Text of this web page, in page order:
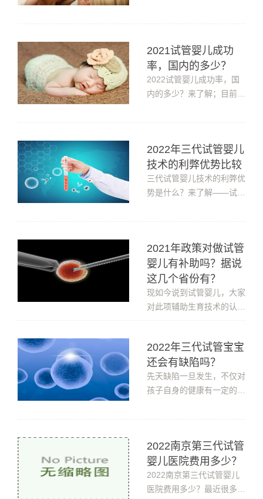
断推迟：30~34岁占比大幅
上升；“恐婚”“不婚”“迟婚”
的现象越来越多，由此生育
问题也是越来越严重，好在
2021试管婴儿成功
率，国内的多少？
2022试管婴儿成功率，国
内的多少？来了解；目前国
标准，所以国内试管婴儿技
术还算不错的，按照发展时
间来算，第三代试管婴儿在
国内差不多也有些历史了，
2022年三代试管婴儿
技术的利弊优势比较
三代试管婴儿技术的利弊优
势是什么？来了解——试管
婴儿技术。目前临床基本采
用第一、二、三代试管婴儿
技术。第三代体外受精技术
解决了人们由于各种原因无
法生育的...
2021年政策对做试管
婴儿有补助吗？据说
这几个省份有？
现如今说到试管婴儿，大家
对此项辅助生育技术的认识
多的难育家庭解决生育难
题。但由于试管婴儿费用一
次就需要几万块钱，对经济
水平较低的试管家庭而言，
2022年三代试管宝宝
还会有缺陷吗？
先天缺陷一旦发生，不仅对
孩子自身的健康有一定的影
陷风险，实现优生优育已成
为当代医学专家研究的重要
课题。2022年三代试管宝
宝还会有缺陷吗？和一起来
2022南京第三代试管
婴儿医院费用多少？
2022南京第三代试管婴儿
医院费用多少？最近很多南